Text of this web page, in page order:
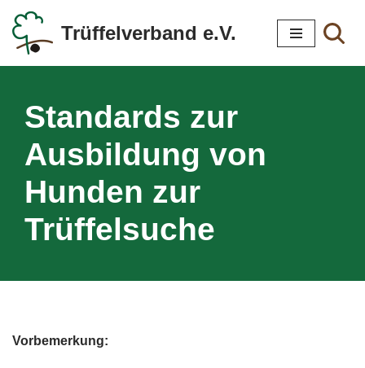
Zum
Inhalt
Trüffelverband e.V.
Standards zur
Ausbildung von
Hunden zur
Trüffelsuche
Vorbemerkung: